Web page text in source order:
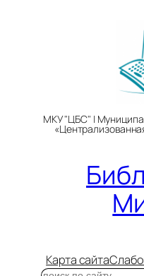
МКУ "ЦБС" |
Карта сайта
Поиск